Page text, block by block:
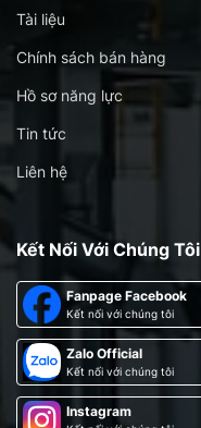
Tài liệu
Chính sách bán hàng
Hồ sơ năng lực
Tin tức
Liên hệ
Kết Nối Với Chúng Tôi
Fanpage Facebook
Kết nối với chúng tôi
Zalo Official
Kết nối với chúng tôi
Instagram